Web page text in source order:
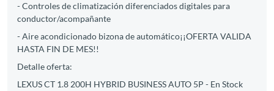
- Controles de climatización diferenciados digitales para
conductor/acompañante
- Aire acondicionado bizona de automático¡¡OFERTA VALIDA
HASTA FIN DE MES!!
Detalle oferta:
LEXUS CT 1.8 200H HYBRID BUSINESS AUTO 5P - En Stock